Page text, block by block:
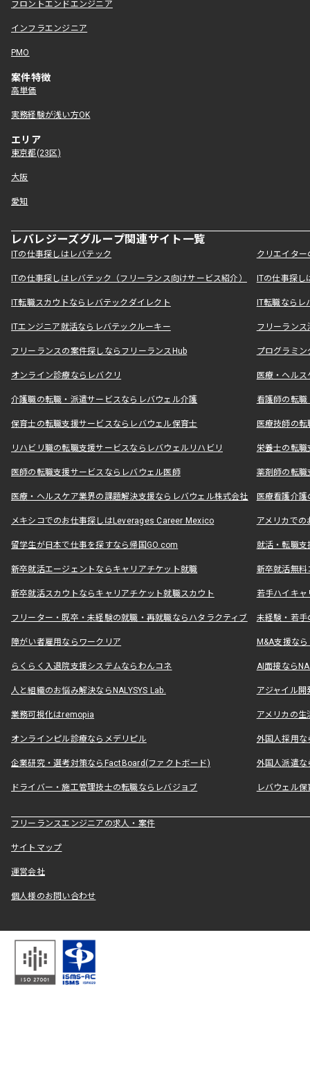
フロントエンドエンジニア
インフラエンジニア
PMO
案件特徴
高単価
実務経験が浅い方OK
エリア
東京都(23区)
大阪
愛知
レバレジーズグループ関連サイト一覧
ITの仕事探しはレバテック クリエイタ
ITの仕事探しはレバテック（フリーランス向けサービス紹介） ITの仕事探
IT転職スカウトならレバテックダイレクト IT転職なら
ITエンジニア就活ならレバテックルーキー フリーラン
フリーランスの案件探しならフリーランスHub プログラミ
オンライン診療ならレバクリ 医療・ヘル
介護職の転職・派遣サービスならレバウェル介護 看護師の転
保育士の転職支援サービスならレバウェル保育士 医療技師の
リハビリ職の転職支援サービスならレバウェルリハビリ 栄養士の転
医師の転職支援サービスならレバウェル医師 薬剤師の転
医療・ヘルスケア業界の課題解決支援ならレバウェル株式会社 医療看護介
メキシコでのお仕事探しはLeverages Career Mexico アメリカで
留学生が日本で仕事を探すなら帰国GO.com 就活・転職
新卒就活エージェントならキャリアチケット就職 新卒就活無料
新卒就活スカウトならキャリアチケット就職スカウト 若手ハイキ
フリーター・既卒・未経験の就職・再就職ならハタラクティブ 未経験・若手
障がい者雇用ならワークリア M&A支援な
らくらく入退院支援システムならわんコネ AI面接なら
人と組織のお悩み解決ならNALYSYS Lab. アジャイル
業務可視化はremopia アメリカの
オンラインピル診療ならメデリピル 外国人採用
企業研究・選考対策ならFactBoard(ファクトボード) 外国人派遣な
ドライバー・施工管理技士の転職ならレバジョブ レバウェル
フリーランスエンジニアの求人・案件
サイトマップ
運営会社
個人様のお問い合わせ